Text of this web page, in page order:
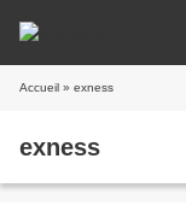
Accueil » exness
exness